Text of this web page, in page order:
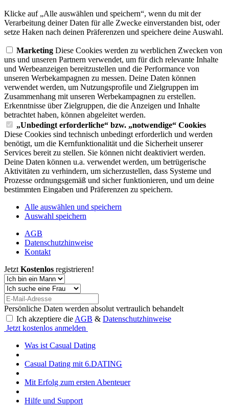
Klicke auf „Alle auswählen und speichern“, wenn du mit der
Verarbeitung deiner Daten für alle Zwecke einverstanden bist, oder
setze Haken nach deinen Präferenzen und speichere deine Auswahl.
Marketing Diese Cookies werden zu werblichen Zwecken von
uns und unseren Partnern verwendet, um für dich relevante Inhalte
und Werbeanzeigen bereitzustellen und die Performance von
unseren Werbekampagnen zu messen. Deine Daten können
verwendet werden, um Nutzungsprofile und Zielgruppen im
Zusammenhang mit unseren Werbekampagnen zu erstellen.
Erkenntnisse über Zielgruppen, die die Anzeigen und Inhalte
betrachtet haben, können abgeleitet werden.
„Unbedingt erforderliche“ bzw. „notwendige“ Cookies
Diese Cookies sind technisch unbedingt erforderlich und werden
benötigt, um die Kernfunktionalität und die Sicherheit unserer
Services bereit zu stellen. Sie können nicht deaktiviert werden.
Deine Daten können u.a. verwendet werden, um betrügerische
Aktivitäten zu verhindern, um sicherzustellen, dass Systeme und
Prozesse ordnungsgemäß und sicher funktionieren, und um deine
bestimmten Eingaben und Präferenzen zu speichern.
Alle auswählen und speichern
Auswahl speichern
AGB
Datenschutzhinweise
Kontakt
Jetzt Kostenlos registrieren!
Persönliche Daten werden absolut vertraulich behandelt
Ich akzeptiere die AGB & Datenschutzhinweise
Jetzt kostenlos anmelden
Was ist Casual Dating
Casual Dating mit 6.DATING
Mit Erfolg zum ersten Abenteuer
Hilfe und Support